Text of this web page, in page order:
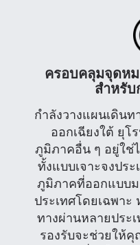
ครอบคลุมจุดห
สำหรับ
กำลังวางแผนเดินท
ออกเฉียงใต้ ยุโ
ภูมิภาคอื่น ๆ อยู่ใช่
ทั้งแบบเจาะจงปร
ภูมิภาคที่ออกแบบม
ประเทศโดยเฉพา
ทางผ่านหลายประ
รองรับจะช่วยให้คุ